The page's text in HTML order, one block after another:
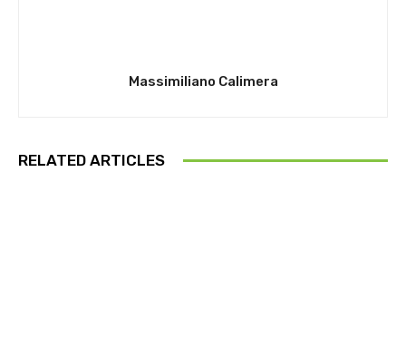
Massimiliano Calimera
RELATED ARTICLES